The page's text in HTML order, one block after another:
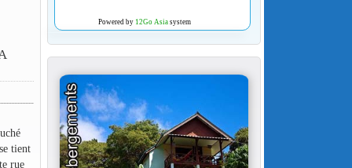
tient
rue
Powered by 12Go Asiasystem